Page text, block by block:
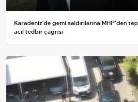
Karadeniz'de gemi saldırılarına MHP'den
acil tedbir çağrısı